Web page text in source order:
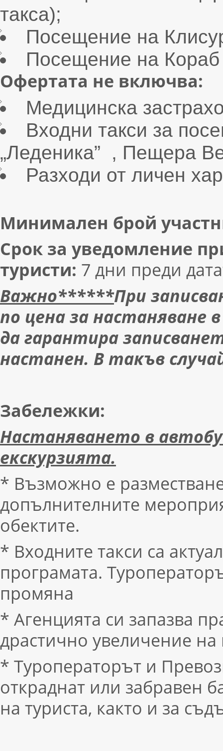
такса);
Посещение на
Посещение на
Офертата не включва:
Медицинска
Входни такси за
„Леденика” , Пещера
Разходи от личен
Минимален брой
Срок за уведомление
туристи: 7 дни преди
Важно******При
по цена за
да гарантира
настанен. В такъв
Забележки:
Настаняването в
екскурзията.
* Възможно е
допълнителните
обектите.
* Входните такси са
програмата.
промяна
* Агенцията си запазва
драстично увеличение на
* Туроператорът и
откраднат или забравен
на туриста, както и за